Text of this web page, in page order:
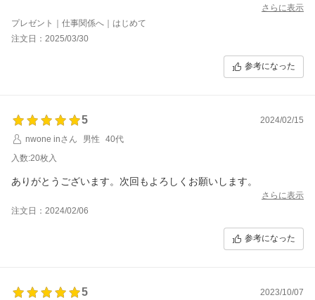
さらに表示
プレゼント｜仕事関係へ｜はじめて
注文日：2025/03/30
参考になった
5
2024/02/15
nwone inさん
男性
40代
入数:20枚入
ありがとうございます。次回もよろしくお願いします。
さらに表示
注文日：2024/02/06
参考になった
5
2023/10/07